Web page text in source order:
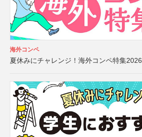
海外コンペ
夏休みにチャレンジ！海外コンペ特集2026